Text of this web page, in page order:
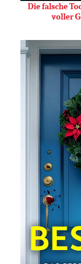
Die falsche
voller